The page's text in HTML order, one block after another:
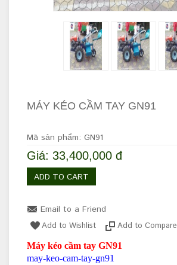
MÁY KÉO CẦM TAY GN91
Mã sản phẩm: GN91
Giá: 33,400,000 đ
ADD TO CART
Email to a Friend
Add to Wishlist Add to Compare
Máy kéo cầm tay GN91
may-keo-cam-tay-gn91